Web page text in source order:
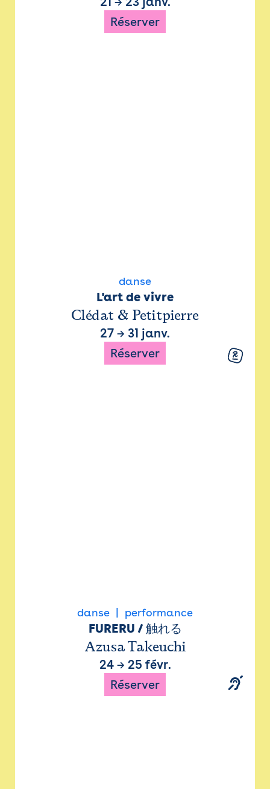
Réserver
danse
L'art de vivre
Clédat & Petitpierre
27 → 31 janv.
Réserver
danse performance
FURERU / 触れる
Azusa Takeuchi
24→ 25 févr.
Réserver